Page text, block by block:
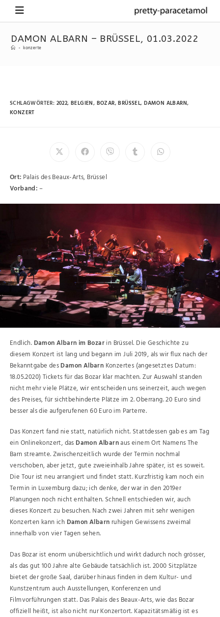
DAMON ALBARN – BRÜSSEL, 01.03.2022
- konzerte
SCHLAGWÖRTER: 2022, BELGIEN, BOZAR,BRÜSSEL, DAMON ALBARN,
KONZERT
Ort: Palais des Beaux-Arts, Brüssel
Vorband:–
Endlich. Damon Albarn im Bozarin Brüssel. Die Geschichte zu
diesem Konzert ist lang und begann im Juli 2019, als wir flux nach der
Bekanntgabe desDamon Albarn Konzertes (angesetztes Datum:
18.05.2020) Tickets für das Bozar klar machten. Zur Auswahl standen
nicht mehr viele Plätze, wir entscheiden uns seinerzeit, auch wegen
des Preises, für sichtbehinderte Plätze im 2. Oberrang. 20 Euro sind
besser als die aufgerufenen 60 Euro im Parterre.
Das Konzert fand nie statt, natürlich nicht. Stattdessen gab es am Tag
ein Onlinekonzert, das Damon Albarnaus einem Ort Namens The
Barn streamte. Zwischenzeitlich wurde der Termin nochmal
verschoben, aber jetzt, gute zweieinhalb Jahre später, ist es soweit.
Die Tour ist neu arrangiert und findet statt. Kurzfristig kam noch ein
Termin in Luxemburg dazu; ich denke, der war in den 2019er
Planungen noch nicht enthalten. Schnell entschieden wir, auch
dieses Konzert zu besuchen. Nach zwei Jahren mit sehr wenigen
Konzerten kann ich Damon Albarn ruhigen Gewissens zweimal
innerhalb von vier Tagen sehen.
Das Bozar ist enorm unübersichtlich und wirkt dadurch noch grösser,
als das gut 100 Jahre alte Gebäude tatsächlich ist. 2000 Sitzplätze
bietet der große Saal, darüber hinaus finden in dem Kultur- und
Kunstzentrum auch Ausstellungen, Konferenzen und
Filmvorführungen statt. Das Palais des Beaux-Arts, wie das Bozar
offiziell heißt, ist also nicht nur Konzertort. Kapazitätsmäßig ist es